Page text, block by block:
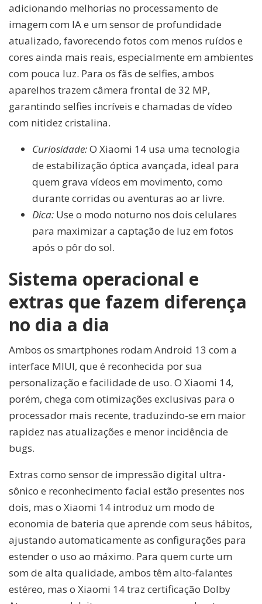
adicionando melhorias no processamento de
imagem com IA e um sensor de profundidade
atualizado, favorecendo fotos com menos ruídos e
cores ainda mais reais, especialmente em ambientes
com pouca luz. Para os fãs de selfies, ambos
aparelhos trazem câmera frontal de 32 MP,
garantindo selfies incríveis e chamadas de vídeo
com nitidez cristalina.
Curiosidade:O Xiaomi 14 usa uma tecnologia
de estabilização óptica avançada, ideal para
quem grava vídeos em movimento, como
durante corridas ou aventuras ao ar livre.
Dica: Use o modo noturno nos dois celulares
para maximizar a captação de luz em fotos
após o pôr do sol.
Sistema operacional e
extras que fazem diferença
no dia a dia
Ambos os smartphones rodam Android 13 com a
interface MIUI, que é reconhecida por sua
personalização e facilidade de uso. O Xiaomi 14,
porém, chega com otimizações exclusivas para o
processador mais recente, traduzindo-se em maior
rapidez nas atualizações e menor incidência de
bugs.
Extras como sensor de impressão digital ultra-
sônico e reconhecimento facial estão presentes nos
dois, mas o Xiaomi 14 introduz um modo de
economia de bateria que aprende com seus hábitos,
ajustando automaticamente as configurações para
estender o uso ao máximo. Para quem curte um
som de alta qualidade, ambos têm alto-falantes
estéreo, mas o Xiaomi 14 traz certificação Dolby